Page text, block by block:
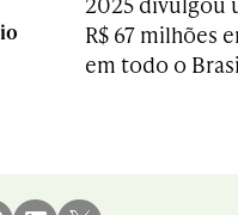
R$ 67 milhões
em todo o